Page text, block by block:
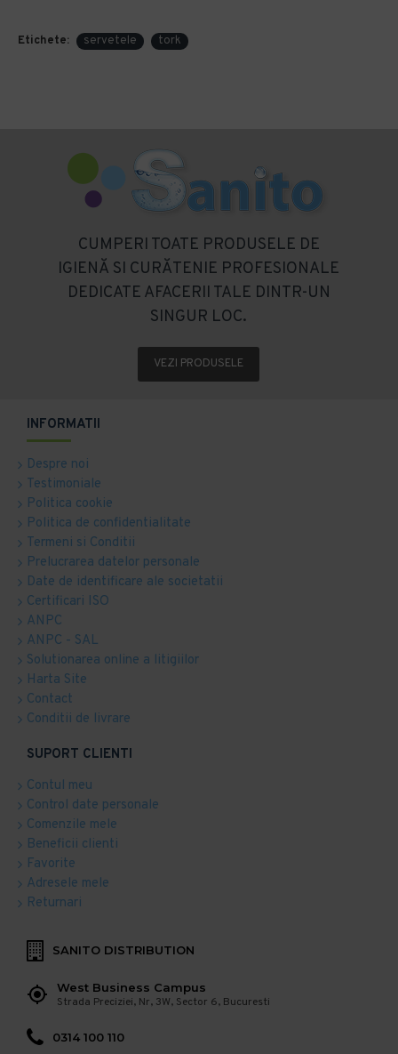
Etichete: servetele tork
CUMPERI TOATE PRODUSELE DE
IGIENĂ SI CURĂTENIE PROFESIONALE
DEDICATE AFACERII TALE DINTR-UN
SINGUR LOC.
VEZI PRODUSELE
INFORMATII
Despre noi
Testimoniale
Politica cookie
Politica de confidentialitate
Termeni si Conditii
Prelucrarea datelor personale
Date de identificare ale societatii
Certificari ISO
ANPC
ANPC - SAL
Solutionarea online a litigiilor
Harta Site
Contact
Conditii de livrare
SUPORT CLIENTI
Contul meu
Control date personale
Comenzile mele
Beneficii clienti
Favorite
Adresele mele
Returnari
SANITO DISTRIBUTION
West Business Campus
Strada Preciziei, Nr, 3W, Sector 6, Bucuresti
0314 100 110